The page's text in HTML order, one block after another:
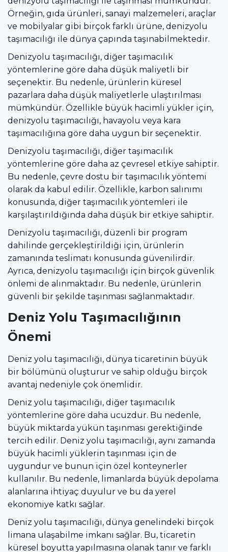
Örneğin, gıda ürünleri, sanayi malzemeleri, araçlar
ve mobilyalar gibi birçok farklı ürüne, denizyolu
taşımacılığı ile dünya çapında taşınabilmektedir.
Denizyolu taşımacılığı, diğer taşımacılık
yöntemlerine göre daha düşük maliyetli bir
seçenektir. Bu nedenle, ürünlerin küresel
pazarlara daha düşük maliyetlerle ulaştırılması
mümkündür. Özellikle büyük hacimli yükler için,
denizyolu taşımacılığı, havayolu veya kara
taşımacılığına göre daha uygun bir seçenektir.
Denizyolu taşımacılığı, diğer taşımacılık
yöntemlerine göre daha az çevresel etkiye sahiptir.
Bu nedenle, çevre dostu bir taşımacılık yöntemi
olarak da kabul edilir. Özellikle, karbon salınımı
konusunda, diğer taşımacılık yöntemleri ile
karşılaştırıldığında daha düşük bir etkiye sahiptir.
Denizyolu taşımacılığı, düzenli bir program
dahilinde gerçekleştirildiği için, ürünlerin
zamanında teslimatı konusunda güvenilirdir.
Ayrıca, denizyolu taşımacılığı için birçok güvenlik
önlemi de alınmaktadır. Bu nedenle, ürünlerin
güvenli bir şekilde taşınması sağlanmaktadır.
Deniz Yolu Taşımacılığının
Önemi
Deniz yolu taşımacılığı, dünya ticaretinin büyük
bir bölümünü oluşturur ve sahip olduğu birçok
avantaj nedeniyle çok önemlidir.
Deniz yolu taşımacılığı, diğer taşımacılık
yöntemlerine göre daha ucuzdur. Bu nedenle,
büyük miktarda yükün taşınması gerektiğinde
tercih edilir. Deniz yolu taşımacılığı, aynı zamanda
büyük hacimli yüklerin taşınması için de
uygundur ve bunun için özel konteynerler
kullanılır. Bu nedenle, limanlarda büyük depolama
alanlarına ihtiyaç duyulur ve bu da yerel
ekonomiye katkı sağlar.
Deniz yolu taşımacılığı, dünya genelindeki birçok
limana ulaşabilme imkanı sağlar. Bu, ticaretin
küresel boyutta yapılmasına olanak tanır ve farklı